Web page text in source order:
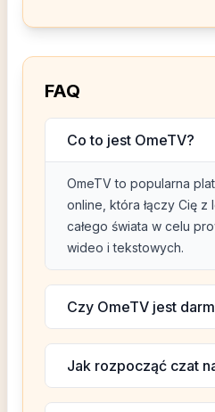
FAQ
Co to jest OmeTV?
OmeTV to popularna
online, która łączy Cię z
całego świata w celu
wideo i tekstowych.
Czy OmeTV jest
Jak rozpocząć czat